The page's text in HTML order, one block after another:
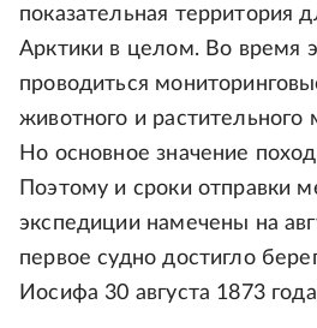
показательная территория
Арктики в целом. Во время
проводиться
животного и растительного
Но основное значение
Поэтому и сроки отправки
экспедиции намечены на
первое судно достигло
Иосифа 30 августа 1873